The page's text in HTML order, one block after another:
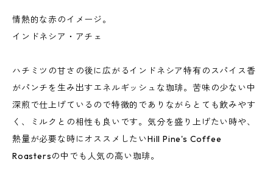
情熱的な赤のイメージ。
インドネシア・アチェ
ハチミツの甘さの後に広がるインドネシア特有のスパイス香
がパンチを生み出すエネルギッシュな珈琲。苦味の少ない中
深煎で仕上げているので特徴的でありながらとても飲みやす
く、ミルクとの相性も良いです。気分を盛り上げたい時や、
熱量が必要な時にオススメしたいHill Pine's Coffee
Roastersの中でも人気の高い珈琲。